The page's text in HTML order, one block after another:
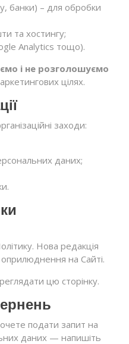
банки) – для обробки
та хостингу;
Analytics тощо).
і не розголошуємо
цілях.
заходи:
даних;
Нова редакція
оприлюднення на Сайті.
цю сторінку.
подати запит на
даних — напишіть